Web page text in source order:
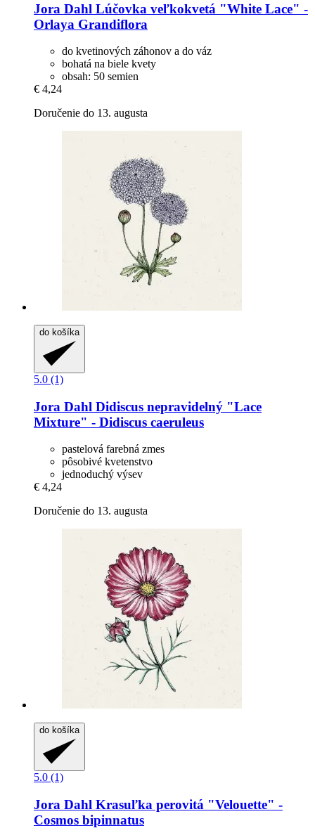
Jora Dahl Lúčovka veľkokvetá "White Lace" -​
Orlaya Grandiflora
do kvetinových záhonov a do váz
bohatá na biele kvety
obsah: 50 semien
€ 4,24
Doručenie do 13. augusta
do košíka
5.0 (1)
Jora Dahl Didiscus nepravidelný "Lace
Mixture" -​ Didiscus caeruleus
pastelová farebná zmes
pôsobivé kvetenstvo
jednoduchý výsev
€ 4,24
Doručenie do 13. augusta
do košíka
5.0 (1)
Jora Dahl Krasuľka perovitá "Velouette" -​
Cosmos bipinnatus